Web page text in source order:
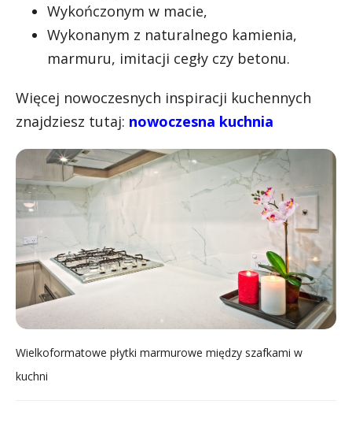
Wykończonym w macie,
Wykonanym z naturalnego kamienia,
marmuru, imitacji cegły czy betonu.
Więcej nowoczesnych inspiracji kuchennych
znajdziesz tutaj: nowoczesna kuchnia
Wielkoformatowe płytki marmurowe między szafkami w
kuchni